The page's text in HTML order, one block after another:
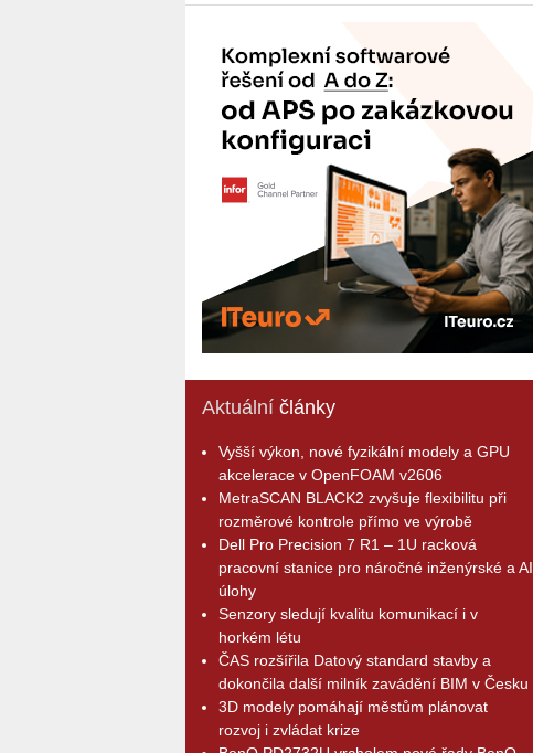
Aktuální články
Vyšší výkon, nové fyzikální modely a GPU
akcelerace v OpenFOAM v2606
MetraSCAN BLACK2 zvyšuje flexibilitu při
rozměrové kontrole přímo ve výrobě
Dell Pro Precision 7 R1 – 1U racková
pracovní stanice pro náročné inženýrské a AI
úlohy
Senzory sledují kvalitu komunikací i v
horkém létu
ČAS rozšířila Datový standard stavby a
dokončila další milník zavádění BIM v Česku
3D modely pomáhají městům plánovat
rozvoj i zvládat krize